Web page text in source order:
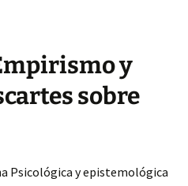
y
sobre
Psicológica y epistemológica